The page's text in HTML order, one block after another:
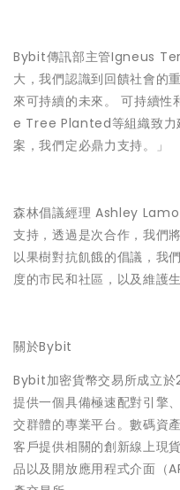
Bybit傳訊部主管Igneus
大，我們認識到回饋社會的
來可持續的未來。 可持續性
e Tree Planted等組織致力
案，我們定必鼎力支持。」
森林倡議經理 Ashley
支持，透過是次合作，我們
以果樹對抗飢餓的倡議，我
度的市民和社區，以及維護
關於Bybit
Bybit加密貨幣交易所成立
提供一個具備極速配對引擎
交群體的專業平台。數碼資
客戶提供相關的創新線上現
品以及開放應用程式介面（